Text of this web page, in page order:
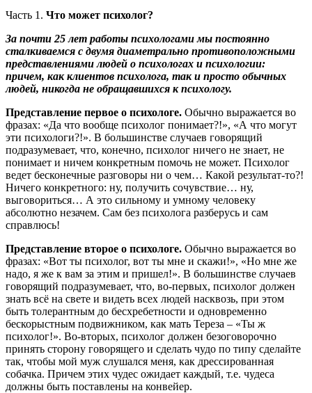
Часть 1. Что может психолог?
За почти 25 лет работы психологами мы постоянно
сталкиваемся с двумя диаметрально противоположными
представлениями людей о психологах и психологии:
причем, как клиентов психолога, так и просто обычных
людей, никогда не обращавшихся к психологу.
Представление первое о психологе. Обычно выражается во
фразах: «Да что вообще психолог понимает?!», «А что могут
эти психологи?!». В большинстве случаев говорящий
подразумевает, что, конечно, психолог ничего не знает, не
понимает и ничем конкретным помочь не может. Психолог
ведет бесконечные разговоры ни о чем… Какой результат-то?!
Ничего конкретного: ну, получить сочувствие… ну,
выговориться… А это сильному и умному человеку
абсолютно незачем. Сам без психолога разберусь и сам
справлюсь!
Представление второе о психологе. Обычно выражается во
фразах: «Вот ты психолог, вот ты мне и скажи!», «Но мне же
надо, я же к вам за этим и пришел!». В большинстве случаев
говорящий подразумевает, что, во-первых, психолог должен
знать всё на свете и видеть всех людей насквозь, при этом
быть толерантным до бесхребетности и одновременно
бескорыстным подвижником, как мать Тереза – «Ты ж
психолог!». Во-вторых, психолог должен безоговорочно
принять сторону говорящего и сделать чудо по типу сделайте
так, чтобы мой муж слушался меня, как дрессированная
собачка. Причем этих чудес ожидает каждый, т.е. чудеса
должны быть поставлены на конвейер.